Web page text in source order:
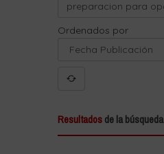
Ordenados por
Resultadosde la búsqueda